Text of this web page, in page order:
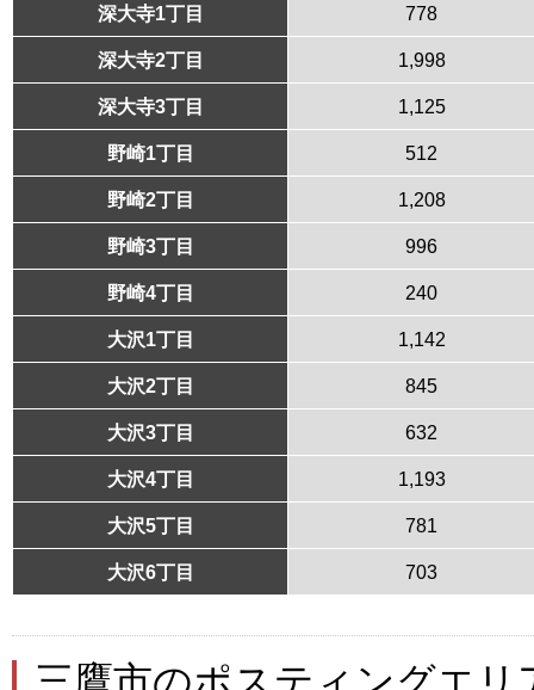
深大寺1丁目 778
深大寺2丁目 1,998
深大寺3丁目 1,125
野崎1丁目 512
野崎2丁目 1,208
野崎3丁目 996
野崎4丁目 240
大沢1丁目 1,142
大沢2丁目 845
大沢3丁目 632
大沢4丁目 1,193
大沢5丁目 781
大沢6丁目 703